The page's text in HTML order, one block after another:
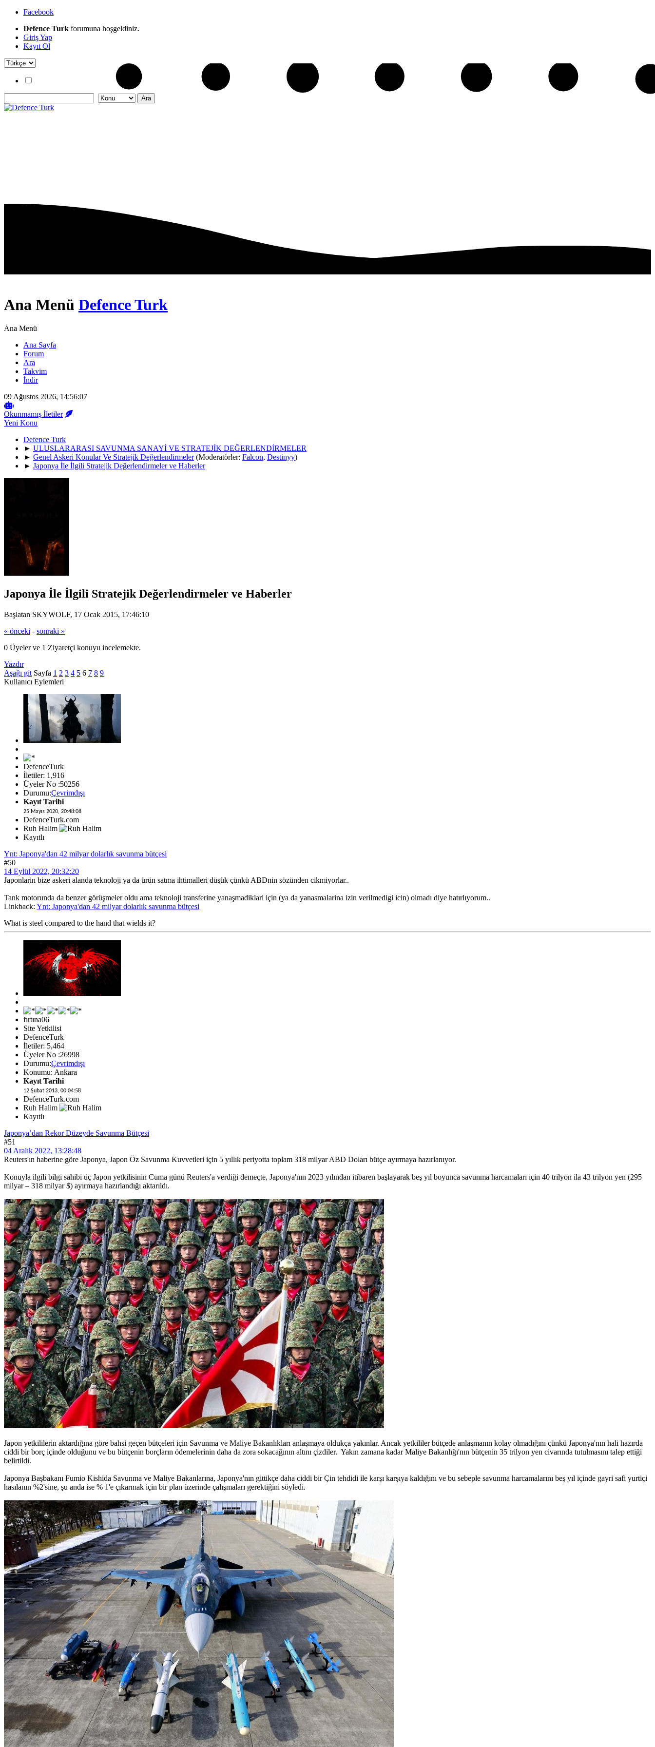
Facebook
Defence Turk forumuna hoşgeldiniz.
Giriş Yap
Kayıt Ol
Ana Menü Defence Turk
Ana Menü
Ana Sayfa
Forum
Ara
Takvim
İndir
09 Ağustos 2026, 14:56:07
Okunmamış İletiler
Yeni Konu
Defence Turk
► ULUSLARARASI SAVUNMA SANAYİ VE STRATEJİK DEĞERLENDİRMELER
► Genel Askeri Konular Ve Stratejik Değerlendirmeler (Moderatörler: Falcon, Destinyy)
► Japonya İle İlgili Stratejik Değerlendirmeler ve Haberler
Japonya İle İlgili Stratejik Değerlendirmeler ve Haberler
Başlatan SKYWOLF, 17 Ocak 2015, 17:46:10
« önceki - sonraki »
0 Üyeler ve 1 Ziyaretçi konuyu incelemekte.
Yazdır
Aşağı git Sayfa 1 2 3 4 5 6 7 8 9
Kullanıcı Eylemleri
DefenceTurk
İletiler: 1,916
Üyeler No :50256
Durumu:Çevrimdışı
Kayıt Tarihi
25 Mayıs 2020, 20:48:08
DefenceTurk.com
Ruh Halim
Kayıtlı
Ynt: Japonya'dan 42 milyar dolarlık savunma bütçesi
#50
14 Eylül 2022, 20:32:20
Japonlarin bize askeri alanda teknoloji ya da ürün satma ihtimalleri düşük çünkü ABDnin sözünden cikmiyorlar..
Tank motorunda da benzer görüşmeler oldu ama teknoloji transferine yanaşmadiklari için (ya da yanasmalarina izin verilmedigi icin) olmadı diye hatırlıyorum..
Linkback: Ynt: Japonya'dan 42 milyar dolarlık savunma bütçesi
What is steel compared to the hand that wields it?
fırtına06
Site Yetkilisi
DefenceTurk
İletiler: 5,464
Üyeler No :26998
Durumu:Çevrimdışı
Konumu: Ankara
Kayıt Tarihi
12 Şubat 2013, 00:04:58
DefenceTurk.com
Ruh Halim
Kayıtlı
Japonya’dan Rekor Düzeyde Savunma Bütçesi
#51
04 Aralık 2022, 13:28:48
Reuters'ın haberine göre Japonya, Japon Öz Savunma Kuvvetleri için 5 yıllık periyotta toplam 318 milyar ABD Doları bütçe ayırmaya hazırlanıyor.
Konuyla ilgili bilgi sahibi üç Japon yetkilisinin Cuma günü Reuters'a verdiği demeçte, Japonya'nın 2023 yılından itibaren başlayarak beş yıl boyunca savunma harcamaları için 40 trilyon ila 43 trilyon yen (295
milyar – 318 milyar $) ayırmaya hazırlandığı aktarıldı.
Japon yetkililerin aktardığına göre bahsi geçen bütçeleri için Savunma ve Maliye Bakanlıkları anlaşmaya oldukça yakınlar. Ancak yetkililer bütçede anlaşmanın kolay olmadığını çünkü Japonya'nın hali hazırda
ciddi bir borç içinde olduğunu ve bu bütçenin borçların ödemelerinin daha da zora sokacağının altını çizdiler. Yakın zamana kadar Maliye Bakanlığı'nın bütçenin 35 trilyon yen civarında tutulmasını talep ettiği
belirtildi.
Japonya Başbakanı Fumio Kishida Savunma ve Maliye Bakanlarına, Japonya'nın gittikçe daha ciddi bir Çin tehdidi ile karşı karşıya kaldığını ve bu sebeple savunma harcamalarını beş yıl içinde gayri safi yurtiçi
hasılanın %2'sine, şu anda ise % 1'e çıkarmak için bir plan üzerinde çalışmaları gerektiğini söyledi.